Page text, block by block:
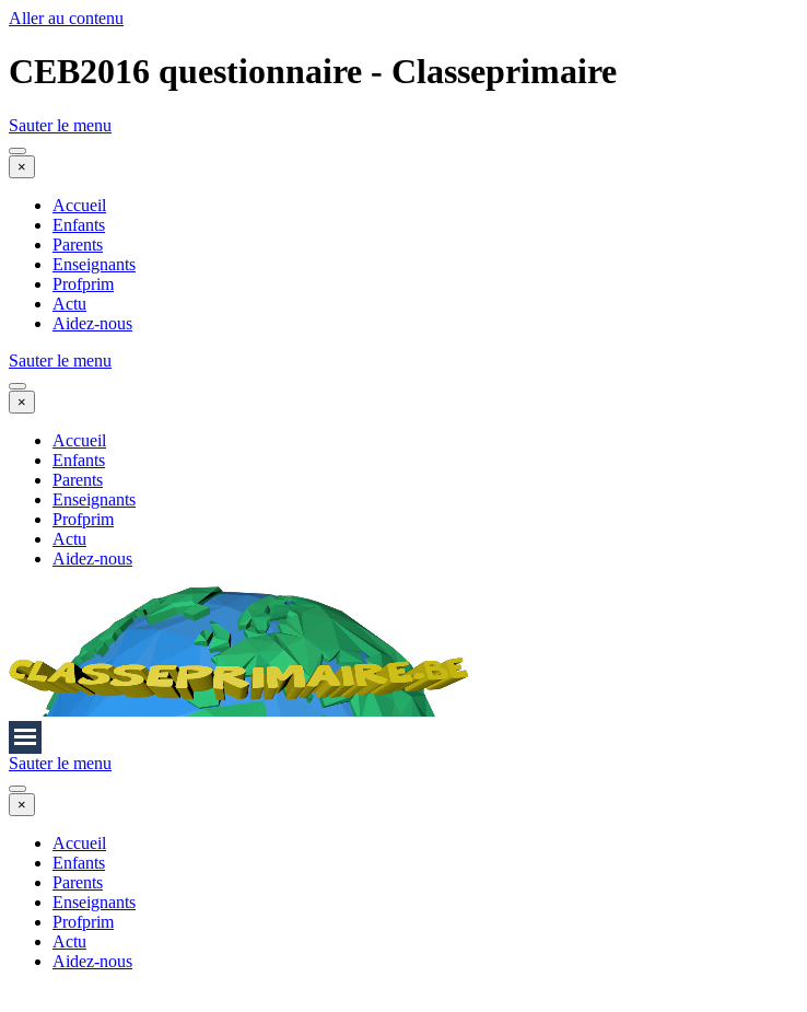
Aller au contenu
CEB2016 questionnaire - Classeprimaire
Sauter le menu
×
Accueil
Enfants
Parents
Enseignants
Profprim
Actu
Aidez-nous
Sauter le menu
×
Accueil
Enfants
Parents
Enseignants
Profprim
Actu
Aidez-nous
Sauter le menu
×
Accueil
Enfants
Parents
Enseignants
Profprim
Actu
Aidez-nous